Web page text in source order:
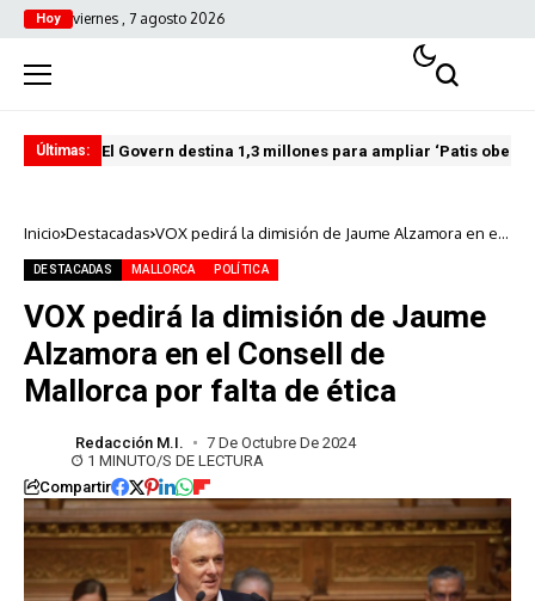
Hoy viernes , 7 agosto 2026
Últimas: El Govern destina 1,3 millones para ampliar ‘Patis
Inicio Destacadas VOX pedirá la dimisión de Jaume Alzamora en el
DESTACADAS MALLORCA POLÍTICA
VOX pedirá la dimisión de Jaume
Alzamora en el Consell de
Mallorca por falta de ética
Redacción M.I.
7 De Octubre De 2024
1 MINUTO/S DE LECTURA
Compartir